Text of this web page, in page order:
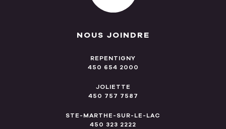
NOUS JOINDRE
REPENTIGNY
450 654 2000
JOLIETTE
450 757 7587
STE-MARTHE-SUR-LE-LAC
450 323 2222